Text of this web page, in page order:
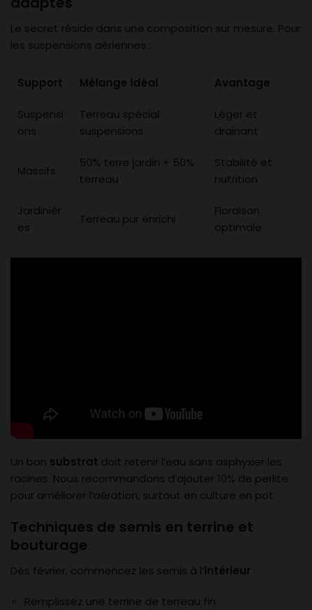
Le secret réside dans une composition sur mesure. Pour
les suspensions aériennes :
Support Mélange idéal Avantage
Suspensi
ons
Terreau spécial
suspensions
Léger et
drainant
Massifs
50% terre jardin + 50%
terreau
Stabilité et
nutrition
Jardinièr
es
Terreau pur enrichi
Floraison
optimale
Un bon substrat doit retenir l’eau sans asphyxier les
racines. Nous recommandons d’ajouter 10% de perlite
pour améliorer l’aération, surtout en culture en pot.
Techniques de semis en terrine et
bouturage
Dès février, commencez les semis à l’intérieur :
Remplissez une terrine de terreau fin